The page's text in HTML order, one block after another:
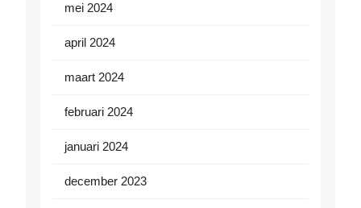
mei 2024
april 2024
maart 2024
februari 2024
januari 2024
december 2023